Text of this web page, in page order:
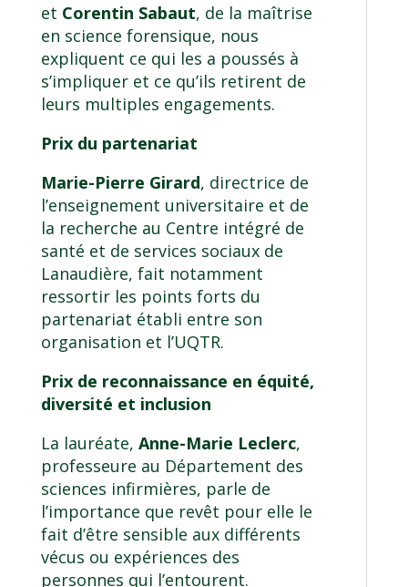
et Corentin Sabaut, de la maîtrise
en science forensique, nous
expliquent ce qui les a poussés à
s’impliquer et ce qu’ils retirent de
leurs multiples engagements.
Prix du partenariat
Marie-Pierre Girard, directrice de
l’enseignement universitaire et de
la recherche au Centre intégré de
santé et de services sociaux de
Lanaudière, fait notamment
ressortir les points forts du
partenariat établi entre son
organisation et l’UQTR.
Prix de reconnaissance en équité,
diversité et inclusion
La lauréate, Anne-Marie Leclerc,
professeure au Département des
sciences infirmières, parle de
l’importance que revêt pour elle le
fait d’être sensible aux différents
vécus ou expériences des
personnes qui l’entourent.